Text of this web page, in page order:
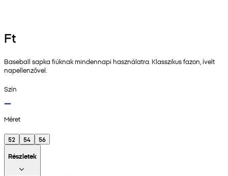
Ft
Baseball sapka fiúknak mindennapi használatra. Klasszikus fazon, ívelt
napellenzővel.
Szín
Méret
52 54
56
Részletek